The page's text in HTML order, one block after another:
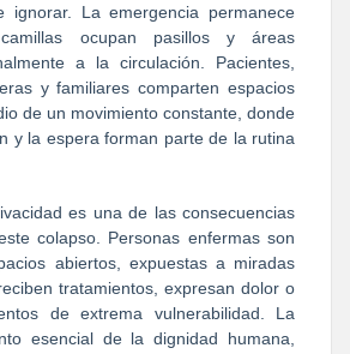
ignorar. La emergencia permanece
ocupan pasillos y áreas
a la circulación. Pacientes,
y familiares comparten espacios
de un movimiento constante, donde
y la espera forman parte de la rutina
es una de las consecuencias
colapso. Personas enfermas son
abiertos, expuestas a miradas
tratamientos, expresan dolor o
de extrema vulnerabilidad. La
esencial de la dignidad humana,